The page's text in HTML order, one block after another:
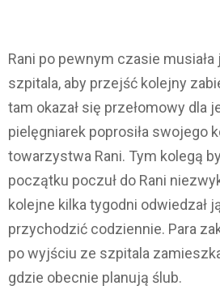
Rani po pewnym czasie
szpitala, aby przejść kolejny
tam okazał się przełomowy dla
pielęgniarek poprosiła swojego
towarzystwa Rani. Tym kolegą
początku poczuł do Rani
kolejne kilka tygodni odwiedzał
przychodzić codziennie. Para
po wyjściu ze szpitala
gdzie obecnie planują ślub.